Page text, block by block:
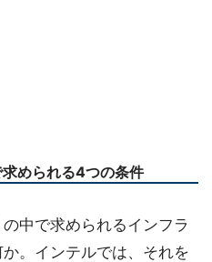
められる4つの条件
中で求められるインフラ
。インテルでは、それを